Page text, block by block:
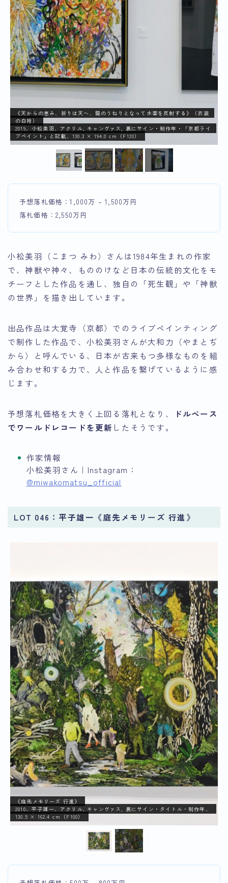
《天からの恵み、祈りは天へ、龍のうねりとなって水面を反射する》（衣装
の白袴）
2019、小松美羽、アクリル, キャンヴァス, 裏にサイン・制作年・「京都ライ
ブペイント」と記載、130.3 × 194.0 cm（F120）
予想落札価格：1,000万 – 1,500万円
落札価格：2,550万円
小松美羽（こまつ みわ）さんは1984年生まれの作家
で、神獣や神々、もののけなど日本の伝統的文化をモ
チーフとした作品を通し、独自の「死生観」や「神獣
の世界」を描き出しています。
出品作品は大覚寺（京都）でのライブペインティング
で制作した作品で、小松美羽さんが大和力（やまとぢ
から）と呼んでいる、日本が古来もつ多様なものを組
み合わせ和する力で、人と作品を繋げているように感
じます。
予想落札価格を大きく上回る落札となり、
ドルベース
でワールドレコードを更新 したそうです。
作家情報
小松美羽さん｜Instagram：
@miwakomatsu_official
LOT 046：平子雄一《庭先メモリーズ 行進》
《庭先メモリーズ 行進》
2010、平子雄一、アクリル, キャンヴァス, 裏にサイン・タイトル・制作年、
130.5 × 162.4 cm（F100）